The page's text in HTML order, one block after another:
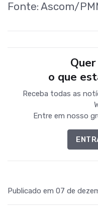
Fonte: Ascom/
o que
Receba todas as
Entre em nosso
Publicado em 07 de